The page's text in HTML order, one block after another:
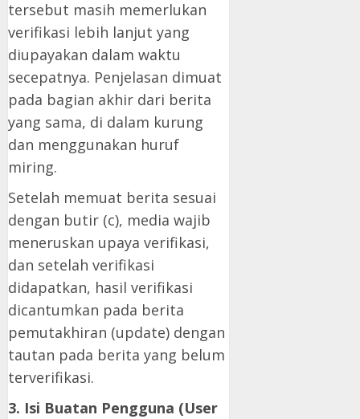
tersebut masih memerlukan
verifikasi lebih lanjut yang
diupayakan dalam waktu
secepatnya. Penjelasan dimuat
pada bagian akhir dari berita
yang sama, di dalam kurung
dan menggunakan huruf
miring.
Setelah memuat berita sesuai
dengan butir (c), media wajib
meneruskan upaya verifikasi,
dan setelah verifikasi
didapatkan, hasil verifikasi
dicantumkan pada berita
pemutakhiran (update) dengan
tautan pada berita yang belum
terverifikasi.
3. Isi Buatan Pengguna (User